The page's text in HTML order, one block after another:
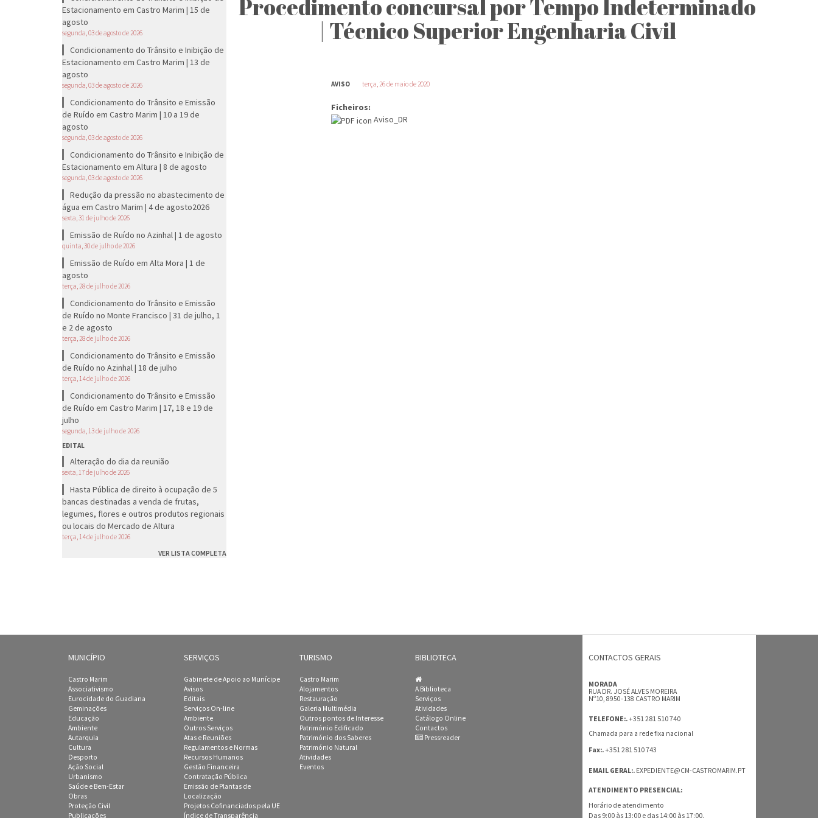
Estacionamento em Castro Marim | 15 de
agosto
segunda, 03 de agosto de 2026
Condicionamento do Trânsito e Inibição de
Estacionamento em Castro Marim | 13 de
agosto
segunda, 03 de agosto de 2026
Condicionamento do Trânsito e Emissão
de Ruído em Castro Marim | 10 a 19 de
agosto
segunda, 03 de agosto de 2026
Condicionamento do Trânsito e Inibição de
Estacionamento em Altura | 8 de agosto
segunda, 03 de agosto de 2026
Redução da pressão no abastecimento de
água em Castro Marim | 4 de agosto2026
sexta, 31 de julho de 2026
Emissão de Ruído no Azinhal | 1 de agosto
quinta, 30 de julho de 2026
Emissão de Ruído em Alta Mora | 1 de
agosto
terça, 28 de julho de 2026
Condicionamento do Trânsito e Emissão
de Ruído no Monte Francisco | 31 de julho, 1
e 2 de agosto
terça, 28 de julho de 2026
Condicionamento do Trânsito e Emissão
de Ruído no Azinhal | 18 de julho
terça, 14 de julho de 2026
Condicionamento do Trânsito e Emissão
de Ruído em Castro Marim | 17, 18 e 19 de
julho
segunda, 13 de julho de 2026
EDITAL
Alteração do dia da reunião
sexta, 17 de julho de 2026
Hasta Pública de direito à ocupação de 5
bancas destinadas a venda de frutas,
legumes, flores e outros produtos regionais
ou locais do Mercado de Altura
terça, 14 de julho de 2026
VER LISTA COMPLETA
Procedimento concursal por Tempo Indeterminado
| Técnico Superior Engenharia Civil
AVISO terça, 26 de maio de 2020
Ficheiros:
Aviso_DR
MUNICÍPIO
Castro Marim
Associativismo
Eurocidade do Guadiana
Geminações
Educação
Ambiente
Autarquia
Cultura
Desporto
Ação Social
Urbanismo
Saúde e Bem-Estar
Obras
Proteção Civil
Publicações
SERVIÇOS
Gabinete de Apoio ao Munícipe
Avisos
Editais
Serviços On-line
Ambiente
Outros Serviços
Atas e Reuniões
Regulamentos e Normas
Recursos Humanos
Gestão Financeira
Contratação Pública
Emissão de Plantas de
Localização
Projetos Cofinanciados pela UE
Índice de Transparência
TURISMO
Castro Marim
Alojamentos
Restauração
Galeria Multimédia
Outros pontos de Interesse
Património Edificado
Património dos Saberes
Património Natural
Atividades
Eventos
BIBLIOTECA
A Biblioteca
Serviços
Atividades
Catálogo Online
Contactos
Pressreader
CONTACTOS GERAIS
MORADA
RUA DR. JOSÉ ALVES MOREIRA
Nº10, 8950-138 CASTRO MARIM
TELEFONE:.+351 281 510 740
Chamada para a rede fixa nacional
Fax:.+351 281 510 743
EMAIL GERAL:. EXPEDIENTE@CM-CASTROMARIM.PT
ATENDIMENTO PRESENCIAL:
Horário de atendimento
Das 9:00 às 13:00 e das 14:00 às 17:00.